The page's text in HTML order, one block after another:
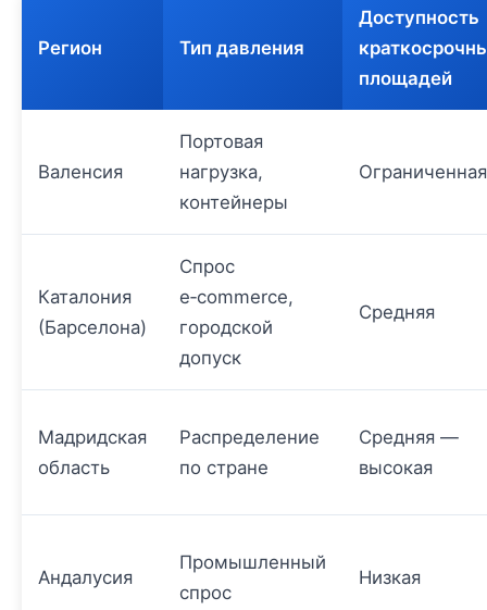
Регион Тип давления
Доступность
площадей
Валенсия
Портовая
нагрузка,
контейнеры
Ограниченная
Каталония
(Барселона)
Спрос
e‑commerce,
городской
допуск
Средняя
Мадридская
область
Распределение
по стране
Средняя —
высокая
Андалусия
Промышленный
спрос
Низкая